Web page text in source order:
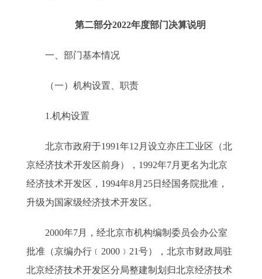
第二部分2022年度部门决算说明
一、部门基本情况
（一）机构设置、职责
1.机构设置
北京市政府于1991年12月设立亦庄工业区（北
京经济技术开发区前身），1992年7月更名为北京
经济技术开发区，1994年8月25日经国务院批准，
升级为国家级经济技术开发区。
2000年7月，经北京市机构编制委员会办公室
批准（京编办行﹝2000﹞21号），北京市财政局驻
北京经济技术开发区分局整建制划归北京经济技术